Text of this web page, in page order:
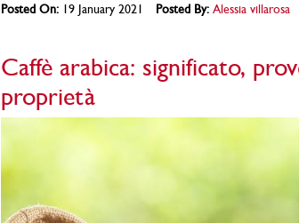
Posted On:19 January 2021 Posted By: Alessia villarosa
Caffè arabica: significato,
proprietà